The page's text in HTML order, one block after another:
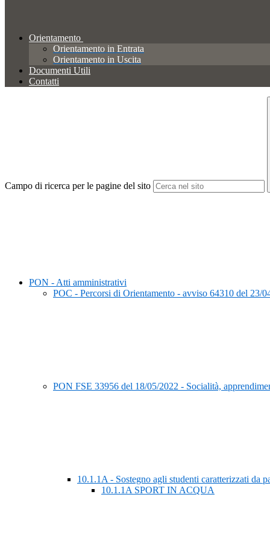
Orientamento
Orientamento in Entrata
Orientamento in Uscita
Documenti Utili
Contatti
Campo di ricerca per le pagine del sito
PON - Atti amministrativi
POC - Percorsi di Orientamento - avviso 64310 del 23/
PON FSE 33956 del 18/05/2022 - Socialità,
10.1.1A - Sostegno agli studenti caratterizzati da
10.1.1A SPORT IN ACQUA